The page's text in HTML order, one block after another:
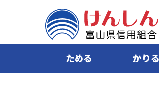
ためる かりる